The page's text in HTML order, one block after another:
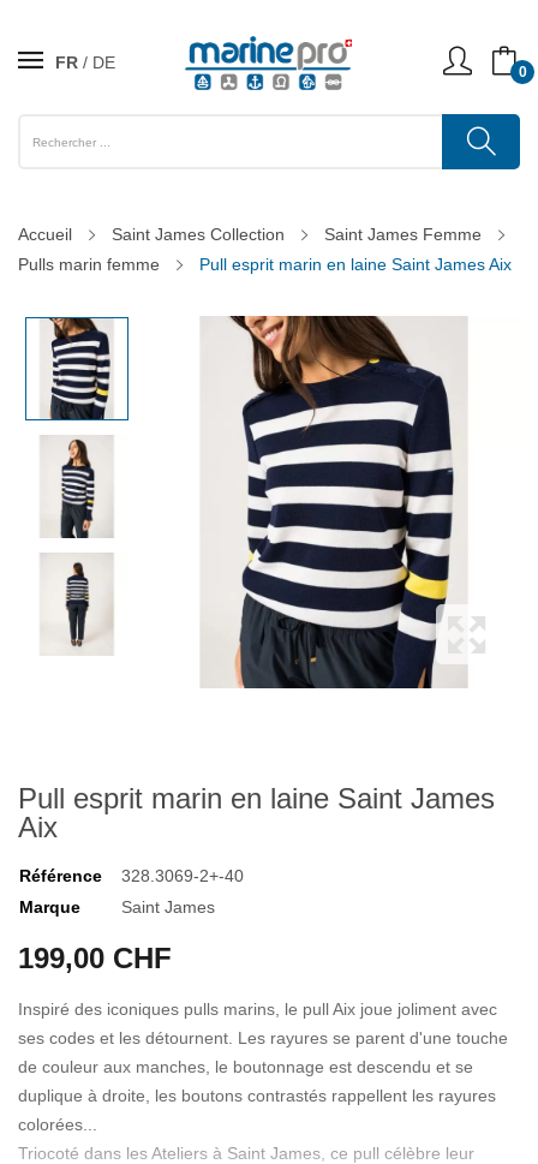
FR DE 0
Accueil Saint James Collection
Saint James Femme
Pulls marin femme
Pull esprit marin en laine Saint James Aix
Pull esprit marin en laine Saint James
Aix
Référence
328.3069-2+-40
Marque
Saint James
199,00 CHF
Inspiré des iconiques pulls marins, le pull Aix joue joliment avec
ses codes et les détournent. Les rayures se parent d'une touche
de couleur aux manches, le boutonnage est descendu et se
duplique à droite, les boutons contrastés rappellent les rayures
colorées...
Triocoté dans les Ateliers à Saint James, ce pull célèbre leur